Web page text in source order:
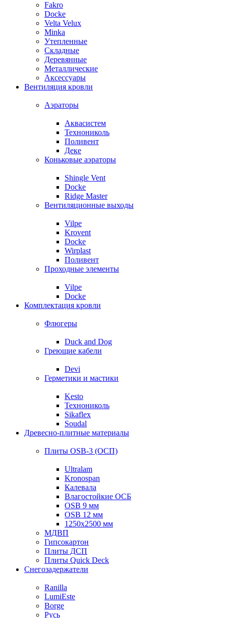
Fakro
Docke
Velta Velux
Minka
Утепленные
Складные
Деревянные
Металлические
Аксессуары
Вентиляция кровли
Аэраторы
Аквасистем
Технониколь
Поливент
Деке
Коньковые аэраторы
Shingle Vent
Docke
Ridge Master
Вентиляционные выходы
Vilpe
Krovent
Docke
Wirplast
Поливент
Проходные элементы
Vilpe
Docke
Комплектация кровли
Флюгеры
Duck and Dog
Греющие кабели
Devi
Герметики и мастики
Kesto
Технониколь
Sikaflex
Soudal
Древесно-плитные материалы
Плиты OSB-3 (ОСП)
Ultralam
Kronospan
Калевала
Влагостойкие ОСБ
OSB 9 мм
OSB 12 мм
1250х2500 мм
МДВП
Гипсокартон
Плиты ДСП
Плиты Quick Deck
Снегозадержатели
Ranilla
LumiEste
Borge
Русь